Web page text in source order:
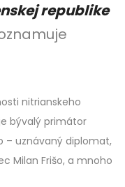
republike
nitrianskeho
bývalý primátor
– uznávaný diplomat,
Milan Frišo, a mnoho